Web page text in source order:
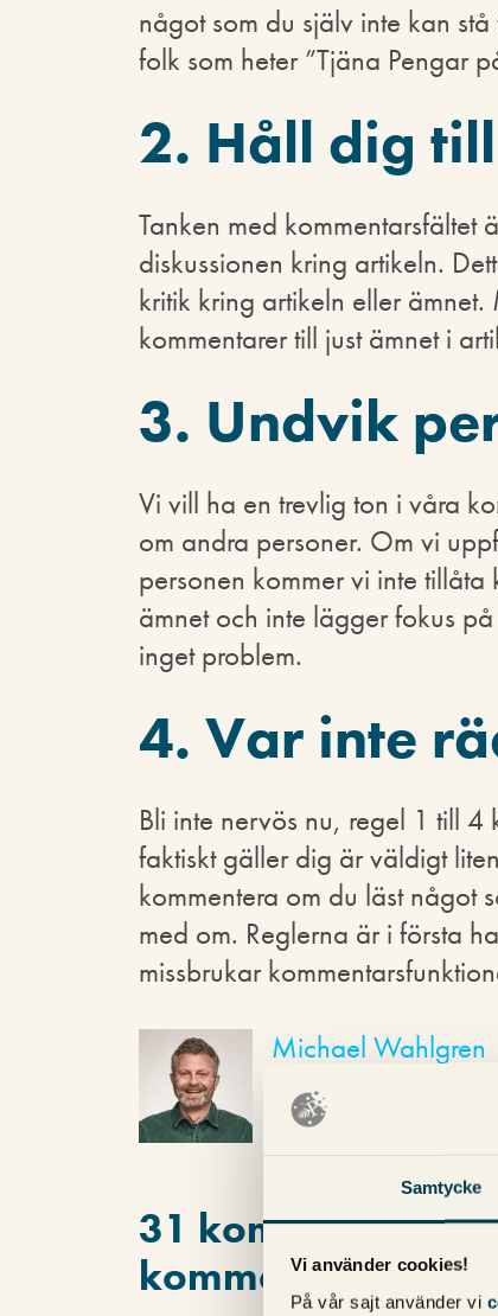
Samtycke
Vi använder cookies!
På vår sajt använder vi
något som du själv inte kan
folk som heter ”Tjäna Pengar
2. Håll dig
Tanken med kommentarsfältet
diskussionen kring artikeln.
kritik kring artikeln eller
kommentarer till just ämnet i
3. Undvik
Vi vill ha en trevlig ton i våra
om andra personer. Om vi
personen kommer vi inte
ämnet och inte lägger fokus
inget problem.
4. Var inte
Bli inte nervös nu, regel 1 till
faktiskt gäller dig är väldigt
kommentera om du läst något
med om. Reglerna är i första
missbrukar
Michael Wahlgren
Grundare av
31 kommentarer
kommentarer"